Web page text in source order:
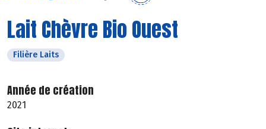
Lait Chèvre Bio Ouest
Filière Laits
Année de création
2021